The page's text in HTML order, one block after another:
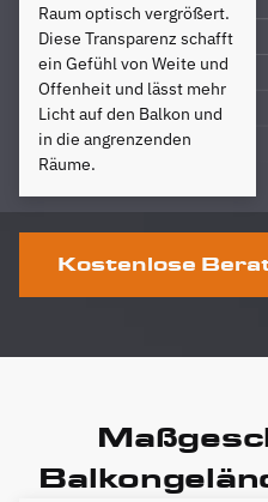
Raum optisch vergrößert.
Diese Transparenz schafft
ein Gefühl von Weite und
Offenheit und lässt mehr
Licht auf den Balkon und
in die angrenzenden
Räume.
Kostenlose